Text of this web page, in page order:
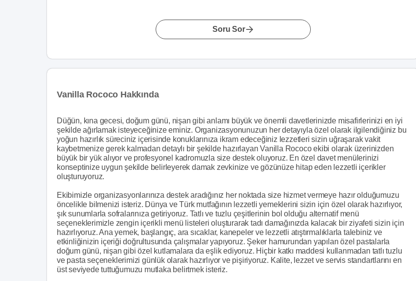
Soru Sor
Vanilla Rococo Hakkında
Düğün, kına gecesi, doğum günü, nişan gibi anlamı büyük ve önemli davetlerinizde misafirlerinizi en iyi
şekilde ağırlamak isteyeceğinize eminiz. Organizasyonunuzun her detayıyla özel olarak ilgilendiğiniz bu
yoğun hazırlık süreciniz içerisinde konuklarınıza ikram edeceğiniz lezzetleri sizin uğraşarak vakit
kaybetmenize gerek kalmadan detaylı bir şekilde hazırlayan Vanilla Rococo ekibi olarak üzerinizden
büyük bir yük alıyor ve profesyonel kadromuzla size destek oluyoruz. En özel davet menülerinizi
konseptinize uygun şekilde belirleyerek damak zevkinize ve gözünüze hitap eden lezzetli içerikler
oluşturuyoruz.
Ekibimizle organizasyonlarınıza destek aradığınız her noktada size hizmet vermeye hazır olduğumuzu
öncelikle bilmenizi isteriz. Dünya ve Türk mutfağının lezzetli yemeklerini sizin için özel olarak hazırlıyor,
şık sunumlarla sofralarınıza getiriyoruz. Tatlı ve tuzlu çeşitlerinin bol olduğu alternatif menü
seçeneklerimizle zengin içerikli menü listeleri oluşturarak tadı damağınızda kalacak bir ziyafeti sizin için
hazırlıyoruz. Ana yemek, başlangıç, ara sıcaklar, kanepeler ve lezzetli atıştırmalıklarla talebiniz ve
etkinliğinizin içeriği doğrultusunda çalışmalar yapıyoruz. Şeker hamurundan yapılan özel pastalarla
doğum günü, nişan gibi özel kutlamalara da eşlik ediyoruz. Hiçbir katkı maddesi kullanmadan tatlı tuzlu
ve pasta seçeneklerimizi günlük olarak hazırlıyor ve pişiriyoruz. Kalite, lezzet ve servis standartlarını en
üst seviyede tuttuğumuzu mutlaka belirtmek isteriz.